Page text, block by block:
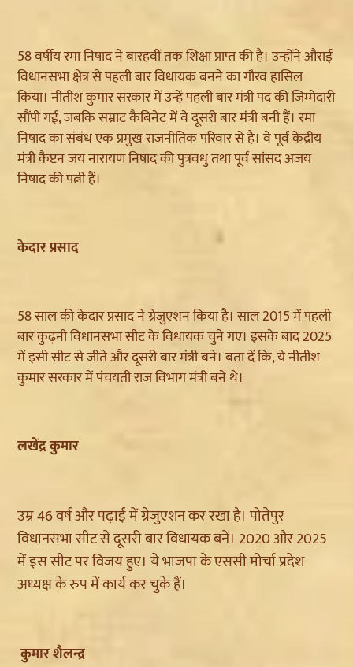
58 वर्षीय रमा निषाद ने बारहवीं तक शिक्षा प्राप्त की है। उन्होंने औराई
विधानसभा क्षेत्र से पहली बार विधायक बनने का गौरव हासिल
किया। नीतीश कुमार सरकार में उन्हें पहली बार मंत्री पद की जिम्मेदारी
सौंपी गई, जबकि सम्राट कैबिनेट में वे दूसरी बार मंत्री बनी हैं। रमा
निषाद का संबंध एक प्रमुख राजनीतिक परिवार से है। वे पूर्व केंद्रीय
मंत्री कैप्टन जय नारायण निषाद की पुत्रवधु तथा पूर्व सांसद अजय
निषाद की पत्नी हैं।
केदार प्रसाद
58 साल की केदार प्रसाद ने ग्रेजुएशन किया है। साल 2015 में पहली
बार कुढ़नी विधानसभा सीट के विधायक चुने गए। इसके बाद 2025
में इसी सीट से जीते और दूसरी बार मंत्री बने। बता दें कि, ये नीतीश
कुमार सरकार में पंचयती राज विभाग मंत्री बने थे।
लखेंद्र कुमार
उम्र 46 वर्ष और पढ़ाई में ग्रेजुएशन कर रखा है। पोतेपुर
विधानसभा सीट से दूसरी बार विधायक बनें। 2020 और 2025
में इस सीट पर विजय हुए। ये भाजपा के एससी मोर्चा प्रदेश
अध्यक्ष के रुप में कार्य कर चुके हैं।
कुमार शैलन्द्र